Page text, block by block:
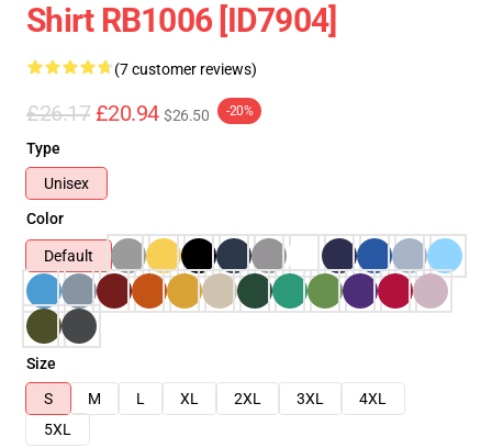
Shirt RB1006 [ID7904]
(7 customer reviews)
£26.17 £20.94 $26.50 -20%
Type
Unisex
Color
Default
Size
S
M L XL 2XL 3XL
4XL
5XL